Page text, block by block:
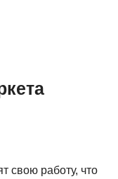
свою работу, что